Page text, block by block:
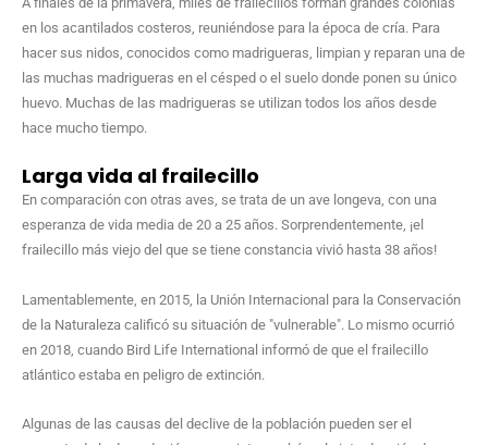
en los acantilados costeros, reuniéndose para la época de cría. Para
hacer sus nidos, conocidos como madrigueras, limpian y reparan una de
las muchas madrigueras en el césped o el suelo donde ponen su único
huevo. Muchas de las madrigueras se utilizan todos los años desde
hace mucho tiempo.
Larga vida al frailecillo
En comparación con otras aves, se trata de un ave longeva, con una
esperanza de vida media de 20 a 25 años. Sorprendentemente, ¡el
frailecillo más viejo del que se tiene constancia vivió hasta 38 años!
Lamentablemente, en 2015, la Unión Internacional para la Conservación
de la Naturaleza calificó su situación de "vulnerable". Lo mismo ocurrió
en 2018, cuando Bird Life International informó de que el frailecillo
atlántico estaba en peligro de extinción.
Algunas de las causas del declive de la población pueden ser el